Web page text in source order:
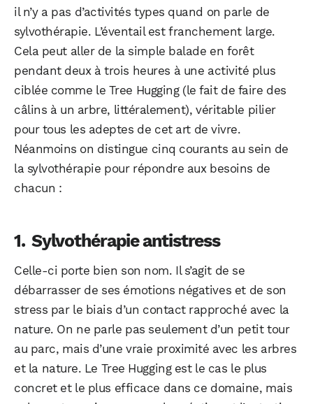
il n’y a pas d’activités types quand on parle de
sylvothérapie. L’éventail est franchement large.
Cela peut aller de la simple balade en forêt
pendant deux à trois heures à une activité plus
ciblée comme le Tree Hugging (le fait de faire des
câlins à un arbre, littéralement), véritable pilier
pour tous les adeptes de cet art de vivre.
Néanmoins on distingue cinq courants au sein de
la sylvothérapie pour répondre aux besoins de
chacun :
Sylvothérapie antistress
Celle-ci porte bien son nom. Il s’agit de se
débarrasser de ses émotions négatives et de son
stress par le biais d’un contact rapproché avec la
nature. On ne parle pas seulement d’un petit tour
au parc, mais d’une vraie proximité avec les arbres
et la nature. Le Tree Hugging est le cas le plus
concret et le plus efficace dans ce domaine, mais